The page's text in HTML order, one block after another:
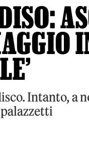
Intanto, a